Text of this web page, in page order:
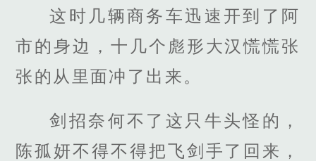
这时几辆商务车迅速开到了阿
市的身边，十几个彪形大汉慌慌张
张的从里面冲了出来。
剑招奈何不了这只牛头怪的，
陈孤妍不得不得把飞剑手了回来，